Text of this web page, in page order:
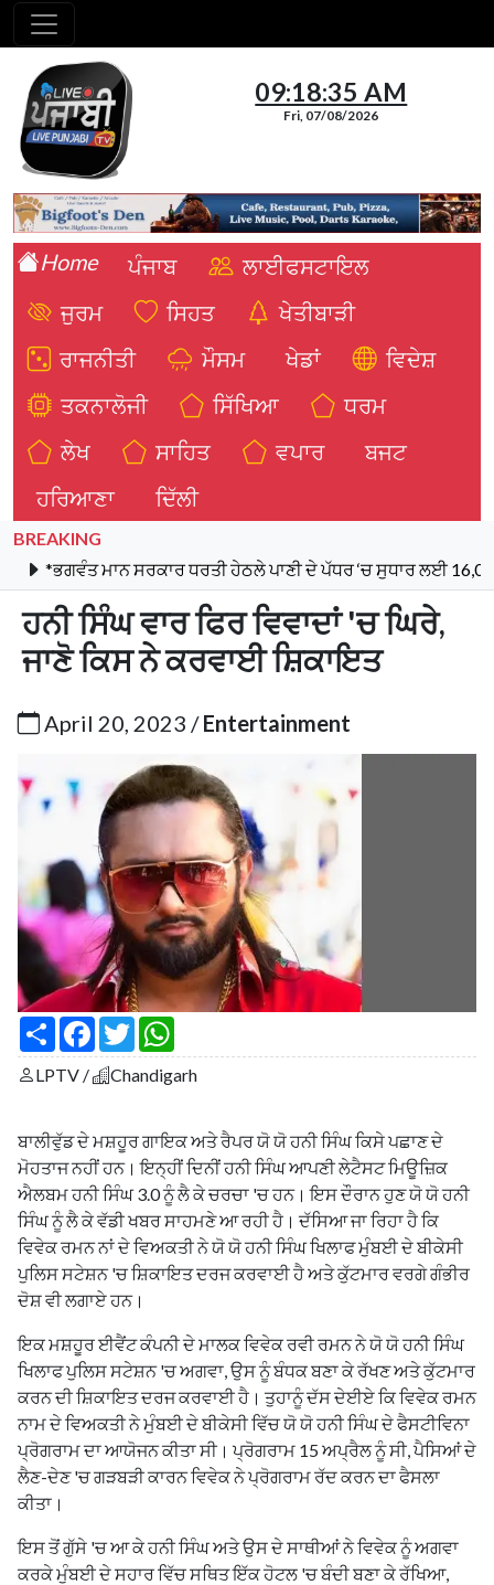
09:18:36 AM
Fri, 07/08/2026
Home ਪੰਜਾਬ
ਲਾਈਫਸਟਾਇਲ
ਜੁਰਮ
ਸਿਹਤ
ਖੇਤੀਬਾੜੀ
ਰਾਜਨੀਤੀ
ਮੌਸਮ ਖੇਡਾਂ
ਵਿਦੇਸ਼
ਤਕਨਾਲੋਜੀ
ਸਿੱਖਿਆ
ਧਰਮ
ਲੇਖ
ਸਾਹਿਤ ਵਪਾਰ
ਬਜਟ
ਹਰਿਆਣਾ
ਦਿੱਲੀ
BREAKING
ਮਾਨ ਸਰਕਾਰ ਧਰਤੀ ਹੇਠਲੇ ਪਾਣੀ ਦੇ ਪੱਧਰ ‘ਚ ਸੁਧਾਰ ਲਈ 16,000
ਹਨੀ ਸਿੰਘ ਵਾਰ ਫਿਰ ਵਿਵਾਦਾਂ 'ਚ ਘਿਰੇ,
ਜਾਣੋ ਕਿਸ ਨੇ ਕਰਵਾਈ ਸ਼ਿਕਾਇਤ
April 20, 2023 /Entertainment
S
a
r
F
c
e
o
k
T
w
i
t
r
a
t
p
p
LPTV / Chandigarh
ਬਾਲੀਵੁੱਡ ਦੇ ਮਸ਼ਹੂਰ ਗਾਇਕ ਅਤੇ ਰੈਪਰ ਯੋ ਯੋ ਹਨੀ ਸਿੰਘ ਕਿਸੇ ਪਛਾਣ ਦੇ
ਮੋਹਤਾਜ ਨਹੀਂ ਹਨ। ਇਨ੍ਹੀਂ ਦਿਨੀਂ ਹਨੀ ਸਿੰਘ ਆਪਣੀ ਲੇਟੈਸਟ ਮਿਊਜ਼ਿਕ
ਐਲਬਮ ਹਨੀ ਸਿੰਘ 3.0 ਨੂੰ ਲੈ ਕੇ ਚਰਚਾ 'ਚ ਹਨ। ਇਸ ਦੌਰਾਨ ਹੁਣ ਯੋ ਯੋ ਹਨੀ
ਸਿੰਘ ਨੂੰ ਲੈ ਕੇ ਵੱਡੀ ਖਬਰ ਸਾਹਮਣੇ ਆ ਰਹੀ ਹੈ। ਦੱਸਿਆ ਜਾ ਰਿਹਾ ਹੈ ਕਿ
ਵਿਵੇਕ ਰਮਨ ਨਾਂ ਦੇ ਵਿਅਕਤੀ ਨੇ ਯੋ ਯੋ ਹਨੀ ਸਿੰਘ ਖਿਲਾਫ ਮੁੰਬਈ ਦੇ ਬੀਕੇਸੀ
ਪੁਲਿਸ ਸਟੇਸ਼ਨ 'ਚ ਸ਼ਿਕਾਇਤ ਦਰਜ ਕਰਵਾਈ ਹੈ ਅਤੇ ਕੁੱਟਮਾਰ ਵਰਗੇ ਗੰਭੀਰ
ਦੋਸ਼ ਵੀ ਲਗਾਏ ਹਨ।
ਇਕ ਮਸ਼ਹੂਰ ਈਵੈਂਟ ਕੰਪਨੀ ਦੇ ਮਾਲਕ ਵਿਵੇਕ ਰਵੀ ਰਮਨ ਨੇ ਯੋ ਯੋ ਹਨੀ ਸਿੰਘ
ਖਿਲਾਫ ਪੁਲਿਸ ਸਟੇਸ਼ਨ 'ਚ ਅਗਵਾ, ਉਸ ਨੂੰ ਬੰਧਕ ਬਣਾ ਕੇ ਰੱਖਣ ਅਤੇ ਕੁੱਟਮਾਰ
ਕਰਨ ਦੀ ਸ਼ਿਕਾਇਤ ਦਰਜ ਕਰਵਾਈ ਹੈ। ਤੁਹਾਨੂੰ ਦੱਸ ਦੇਈਏ ਕਿ ਵਿਵੇਕ ਰਮਨ
ਨਾਮ ਦੇ ਵਿਅਕਤੀ ਨੇ ਮੁੰਬਈ ਦੇ ਬੀਕੇਸੀ ਵਿੱਚ ਯੋ ਯੋ ਹਨੀ ਸਿੰਘ ਦੇ ਫੈਸਟੀਵਿਨਾ
ਪ੍ਰੋਗਰਾਮ ਦਾ ਆਯੋਜਨ ਕੀਤਾ ਸੀ। ਪ੍ਰੋਗਰਾਮ 15 ਅਪ੍ਰੈਲ ਨੂੰ ਸੀ, ਪੈਸਿਆਂ ਦੇ
ਲੈਣ-ਦੇਣ 'ਚ ਗੜਬੜੀ ਕਾਰਨ ਵਿਵੇਕ ਨੇ ਪ੍ਰੋਗਰਾਮ ਰੱਦ ਕਰਨ ਦਾ ਫੈਸਲਾ
ਕੀਤਾ।
ਇਸ ਤੋਂ ਗੁੱਸੇ 'ਚ ਆ ਕੇ ਹਨੀ ਸਿੰਘ ਅਤੇ ਉਸ ਦੇ ਸਾਥੀਆਂ ਨੇ ਵਿਵੇਕ ਨੂੰ ਅਗਵਾ
ਕਰਕੇ ਮੁੰਬਈ ਦੇ ਸਹਾਰ ਵਿੱਚ ਸਥਿਤ ਇੱਕ ਹੋਟਲ 'ਚ ਬੰਦੀ ਬਣਾ ਕੇ ਰੱਖਿਆ,